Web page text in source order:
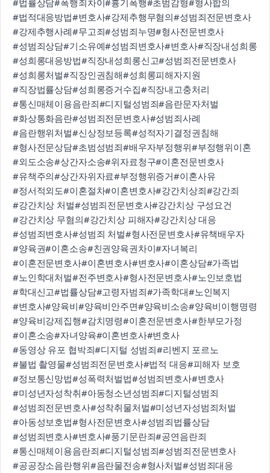
#법률상담#폭행죄차이#흉기폭행#초범감형#형사합의
#법적대응방법#변호사#강제추행무혐의#성범죄전문변호사
#강제추행사례#무고죄#성범죄누명#형사전문변호사
#성범죄상담#기소유예#성범죄변호사#변호사#직장내성희롱
#성희롱대응방법#직장내성희롱신고#성범죄전문변호사
#성희롱처벌#직장인권침해#성희롱피해자지원
#직장법률상담#성희롱증거수집#직장내고충처리
#통신매체이용음란죄#디지털성범죄#음란문자처벌
#화상통화음란#성범죄전문변호사#성범죄사례
#음란행위처벌#신상정보등록#성적자기결정권침해
#형사전문상담#초범성범죄#배우자부정행위#부정행위이혼
#외도소송#상간자소송#위자료청구#이혼전문변호사
#유책주의#상간자위자료#부정행위증거#이혼사유
#정서적외도#이혼절차#이혼변호사#강간치상죄#강간죄
#강간치상 처벌#성범죄전문변호사#강간치상 구성요건
#강간치상 무혐의#강간치상 피해자#강간치상 대응
#성범죄변호사#성범죄 처벌#형사전문변호사#유책배우자
#양육권#이혼소송#친권양육권차이#자녀복리
#이혼전문변호사#이혼변호사#변호사#이혼상담#가족법
#노인학대처벌#전주변호사#형사전문변호사#노인보호법
#학대신고#법률상담#고령자범죄#가족학대#노인복지
#변호사#양육비#양육비안주면#양육비소송#양육비이행명령
#양육비강제집행#감치명령#이혼전문변호사#한부모가정
#이혼소송#자녀양육#이혼변호사#변호사
#동영상 유포 협박죄#디지털 성범죄#리벤지 포르노
#불법 촬영물#성범죄전문변호사#법적 대응#피해자 보호
#정보통신망법#성폭력처벌법#성범죄변호사#변호사
#미성년자성착취#아동청소년성범죄#디지털성범죄
#성범죄전문변호사#성착취물처벌#미성년자성범죄처벌
#아동성보호법#형사전문변호사#성범죄법률상담
#성범죄변호사#변호사#풍기문란죄#공연음란죄
#통신매체이용음란죄#디지털성범죄#성범죄전문변호사
#공공장소음란행위#음란물전송#형사처벌#성범죄대응